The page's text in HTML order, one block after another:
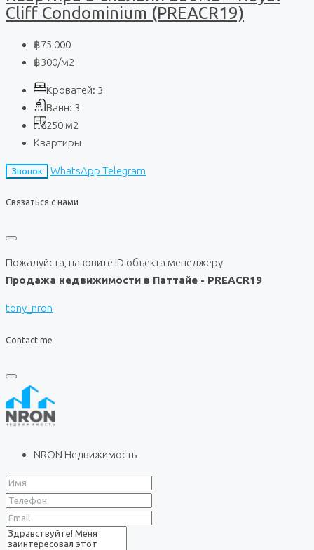
Cliff Condominium (PREACR19)
฿75 000
฿300/м2
Кроватей: 3
Ванн: 3
250 м2
Квартиры
Звонок WhatsApp Telegram
Связаться с нами
Пожалуйста, назовите ID объекта менеджеру
Продажа недвижимости в Паттайе - PREACR19
tony_nron
Contact me
NRON Недвижимость